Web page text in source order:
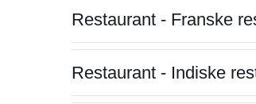
Restaurant - Franske
Restaurant - Indiske